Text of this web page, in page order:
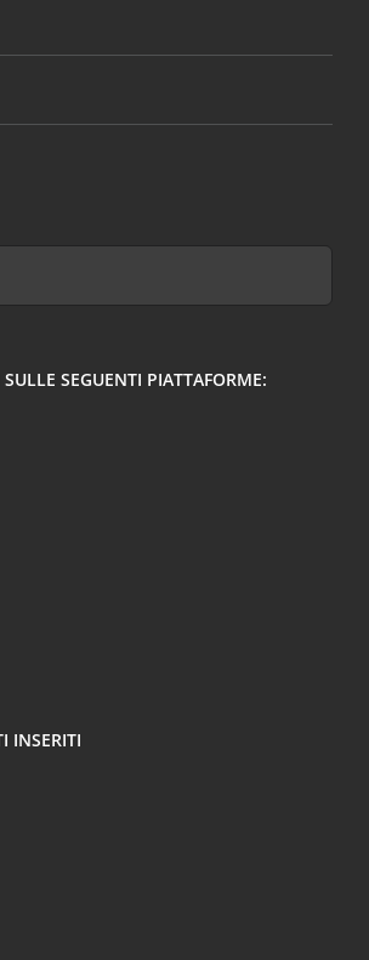
SEGUENTI PIATTAFORME:
INSERITI